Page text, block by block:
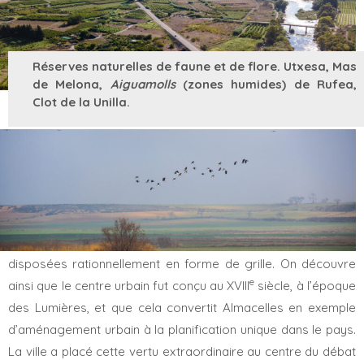
Réserves naturelles de faune et de flore. Utxesa, Mas
de Melona, Aiguamolls(zones humides) de Rufea,
Clot de la Unilla.
Almacellesmérite une étape dans ce voyage à travers le
Segrià du Patrimoine culturel immatériel. Les rues y sont
disposées rationnellement en forme de grille. On découvre
ainsi que le centre urbain fut conçu au XVIIIe siècle, à l’époque
des Lumières, et que cela convertit Almacelles en exemple
d’aménagement urbain à la planification unique dans le pays.
La ville a placé cette vertu extraordinaire au centre du débat